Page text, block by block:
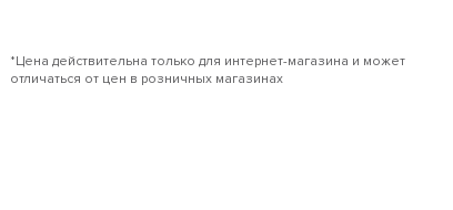
*Цена действительна только для интернет-магазина и может
отличаться от цен в розничных магазинах